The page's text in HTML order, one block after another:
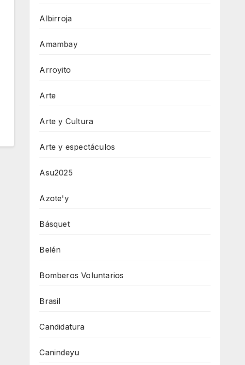
Albirroja
Amambay
Arroyito
Arte
Arte y Cultura
Arte y espectáculos
Asu2025
Azote'y
Básquet
Belén
Bomberos Voluntarios
Brasil
Candidatura
Canindeyu